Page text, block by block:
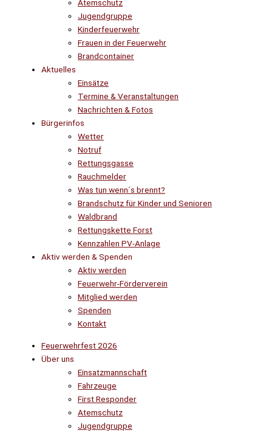
Atemschutz
Jugendgruppe
Kinderfeuerwehr
Frauen in der Feuerwehr
Brandcontainer
Aktuelles
Einsätze
Termine & Veranstaltungen
Nachrichten & Fotos
Bürgerinfos
Wetter
Notruf
Rettungsgasse
Rauchmelder
Was tun wenn´s brennt?
Brandschutz für Kinder und Senioren
Waldbrand
Rettungskette Forst
Kennzahlen PV-Anlage
Aktiv werden & Spenden
Aktiv werden
Feuerwehr-Förderverein
Mitglied werden
Spenden
Kontakt
Feuerwehrfest 2026
Über uns
Einsatzmannschaft
Fahrzeuge
First Responder
Atemschutz
Jugendgruppe